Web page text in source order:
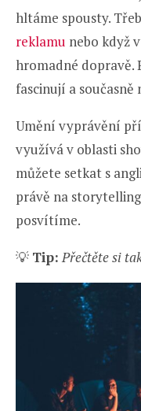
hltáme spousty.
reklamu nebo když
hromadné dopravě.
fascinují a současně
Umění vyprávění
využívá v oblasti
můžete setkat s
právě na
posvítíme.
💡 Tip: Přečtěte si